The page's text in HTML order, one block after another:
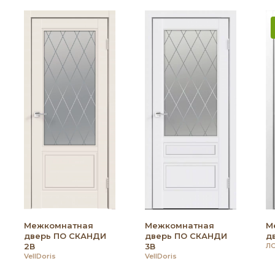
Межкомнатная
дверь ПО СКАНДИ
2В
VellDoris
Межкомнатная
дверь ПО СКАНДИ
3В
VellDoris